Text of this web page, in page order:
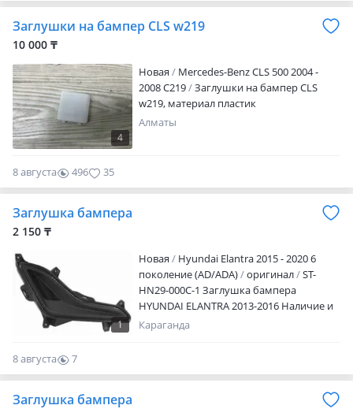
Заглушки на бампер CLS w219
10 000 ₸
4
Новая
Mercedes-Benz CLS 500 2004 -
2008 C219
Заглушки на бампер CLS
w219, материал пластик
Алматы
8 августа 496 35
Заглушка бампера
2 150 ₸
1
Новая
Hyundai Elantra 2015 - 2020 6
поколение (AD/ADA)
оригинал
ST-
HN29-000C-1 Заглушка бампера
HYUNDAI ELANTRA 2013-2016 Наличие и
актуальную цену уточняйте у
Караганда
8 августа
7
0
Заглушка бампера